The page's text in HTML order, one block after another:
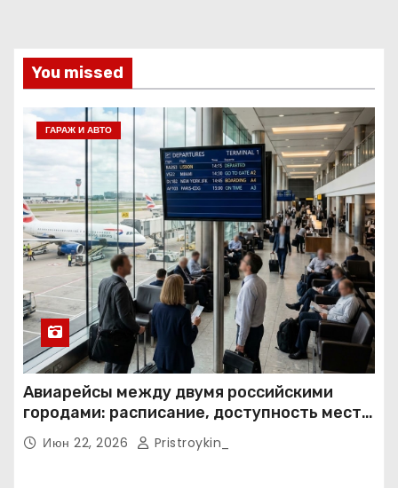
You missed
ГАРАЖ И АВТО
Авиарейсы между двумя российскими
городами: расписание, доступность мест и
тарифные условия
Июн 22, 2026 Pristroykin_